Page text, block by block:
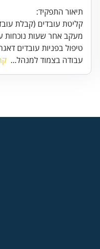
טיפול בפניות עובדים
עבודה בצמוד למנהל...